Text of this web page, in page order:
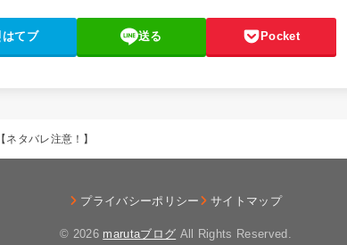
はてブ 送る Pocket
タバレ注意！】
プライバシーポリシー サイトマップ
© 2026 marutaブログ All Rights Reserved.